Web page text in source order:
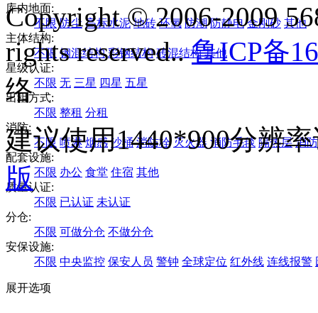
库内地面:
不限 防尘 高标水泥 地砖 环氧 防潮 防静电 金刚砂 其他
主体结构:
不限 钢混结构 彩钢结构 砖混结构 其他
星级认证:
不限 无 三星 四星 五星
出租方式:
不限 整租 分租
消防:
不限 喷淋 烟感 沙桶 消防栓 灭火器 消防毛毯 隔热层 消
配套设施:
不限 办公 食堂 住宿 其他
质量认证:
不限 已认证 未认证
分仓:
不限 可做分仓 不做分仓
安保设施:
不限 中央监控 保安人员 警钟 全球定位 红外线 连线报警
展开选项
Copyright © 2006-2009
rights reserved..鲁ICP备
络
建议使用1440*900分辨
版